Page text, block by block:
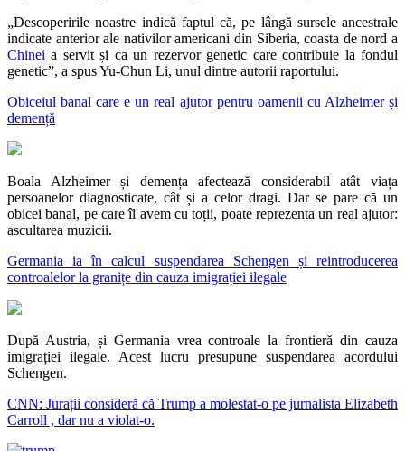
„Descoperirile noastre indică faptul că, pe lângă sursele ancestrale
indicate anterior ale nativilor americani din Siberia, coasta de nord a
Chinei a servit și ca un rezervor genetic care contribuie la fondul
genetic”, a spus Yu-Chun Li, unul dintre autorii raportului.
Obiceiul banal care e un real ajutor pentru oamenii cu Alzheimer și
demență
Boala Alzheimer și demența afectează considerabil atât viața
persoanelor diagnosticate, cât și a celor dragi. Dar se pare că un
obicei banal, pe care îl avem cu toții, poate reprezenta un real ajutor:
ascultarea muzicii.
Germania ia în calcul suspendarea Schengen și reintroducerea
controalelor la granițe din cauza imigrației ilegale
După Austria, și Germania vrea controale la frontieră din cauza
imigrației ilegale. Acest lucru presupune suspendarea acordului
Schengen.
CNN: Jurații consideră că Trump a molestat-o pe jurnalista Elizabeth
Carroll , dar nu a violat-o.